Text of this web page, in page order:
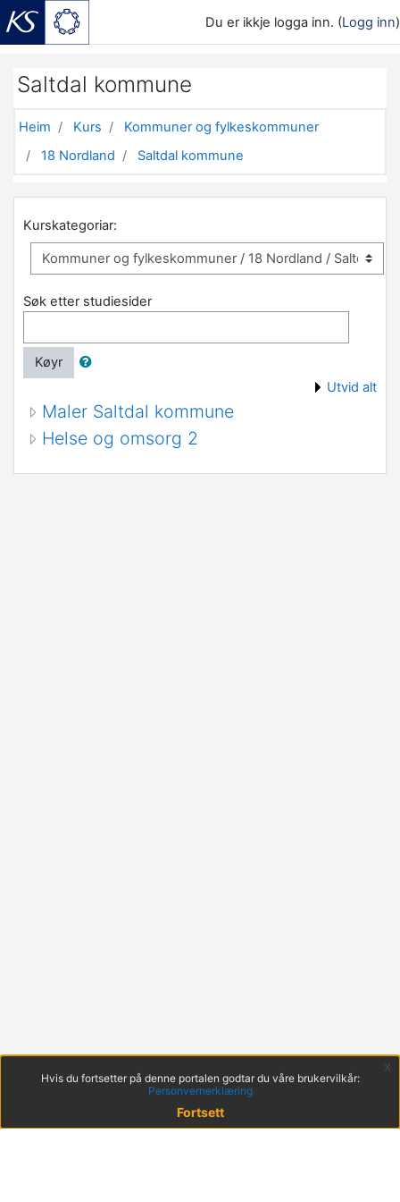
Du er ikkje logga inn. (Logg inn)
Saltdal kommune
Heim Kurs
Kommuner og fylkeskommuner
18 Nordland
Saltdal kommune
Kurskategoriar:
Søk etter studiesider
Køyr
Utvid alt
Maler Saltdal kommune
Helse og omsorg 2
Hvis du fortsetter på denne portalen godtar du våre brukervilkår:
Personvernerklæring
Fortsett
x